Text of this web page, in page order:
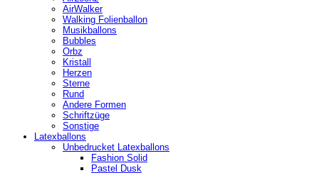
AirWalker
Walking Folienballon
Musikballons
Bubbles
Orbz
Kristall
Herzen
Sterne
Rund
Andere Formen
Schriftzüge
Sonstige
Latexballons
Unbedrucket Latexballons
Fashion Solid
Pastel Dusk